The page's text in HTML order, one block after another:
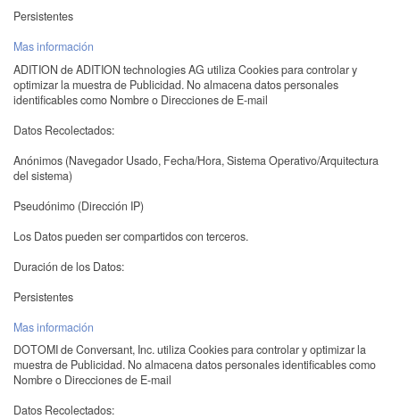
Persistentes
Mas información
ADITION de ADITION technologies AG utiliza Cookies para controlar y
optimizar la muestra de Publicidad. No almacena datos personales
identificables como Nombre o Direcciones de E-mail
Datos Recolectados:
Anónimos (Navegador Usado, Fecha/Hora, Sistema Operativo/Arquitectura
del sistema)
Pseudónimo (Dirección IP)
Los Datos pueden ser compartidos con terceros.
Duración de los Datos:
Persistentes
Mas información
DOTOMI de Conversant, Inc. utiliza Cookies para controlar y optimizar la
muestra de Publicidad. No almacena datos personales identificables como
Nombre o Direcciones de E-mail
Datos Recolectados: